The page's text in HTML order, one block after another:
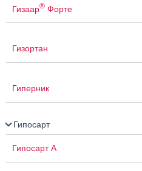
Гизаар® Форте
Гизортан
Гиперник
Гипосарт
Гипосарт А